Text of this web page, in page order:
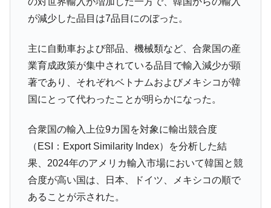
【米韓激突案件】韓国消費者院が『クーパ
ン』1人当たり賠償10万ウォンを認定 ⇒ 総額3兆7,000億
『Money1』 韓国で猛暑。南東部では干ばつ
『Money1』
韓国型イージス搭載の次世代駆逐艦
「KDDX」1番艦、2032年竣工と公示
『Money1』
【対日本円】ウォン安が急進！ 日米の協調
『Money1』
韓国政府『BYD』車への補助金を全廃 ⇒ 実
は韓国で『BYD』車は売れている。6カ月で対前年同期比
『Money1』
在韓米国大使スティールが着韓！⇒ さっそ
ドを掲げる「在韓反米勢力」
が減少した品目は7品目にのぼった。
主に自動車および部品、機械類など、合衆国の産
業育成政策が集中されている品目で輸入減少が顕
著であり、それぞれベトナムおよびメキシコが韓
国にとって代わったことが明らかになった。
合衆国の輸入上位9カ国を対象に輸出競合度
（ESI：Export Similarity Index）を分析した結
果、2024年のアメリカ輸入市場において韓国と競
合度が高い国は、日本、ドイツ、メキシコの順で
あることが示された。